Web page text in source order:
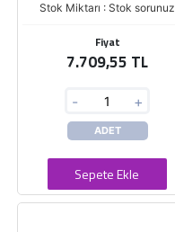
Stok Miktarı : Stok sorunuz
Fiyat
7.709,55 TL
- +
ADET
Sepete Ekle